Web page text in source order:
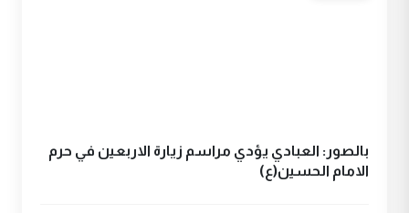
بالصور: العبادي يؤدي مراسم زيارة الاربعين في حرم
الامام الحسين(ع)